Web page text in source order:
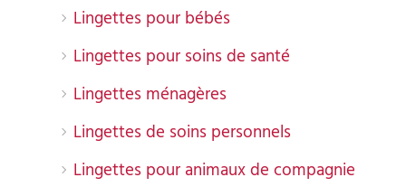
Lingettes pour bébés
Lingettes pour soins de santé
Lingettes ménagères
Lingettes de soins personnels
Lingettes pour animaux de compagnie